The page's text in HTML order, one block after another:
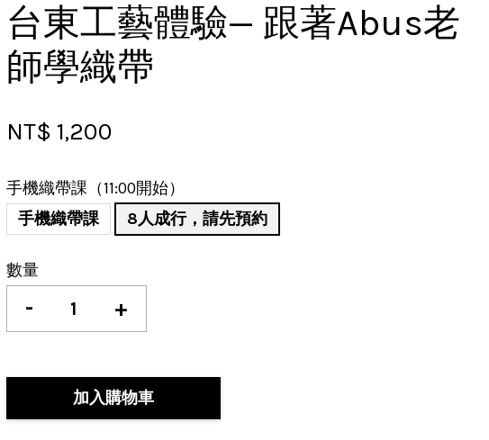
台東工藝體驗— 跟著Abus老
師學織帶
NT$ 1,200
手機織帶課（11:00開始）
手機織帶課
8人成行，請先預約
數量
- +
加入購物車